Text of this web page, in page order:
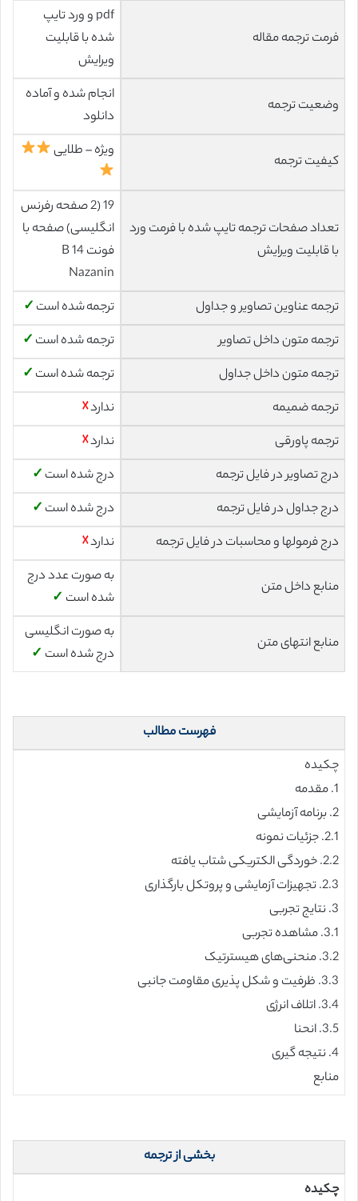
فرمت ترجمه مقاله
pdf و ورد تایپ
شده با قابلیت
ویرایش
وضعیت ترجمه
انجام شده و آماده
دانلود
کیفیت ترجمه
ویژه – طلایی
تعداد صفحات ترجمه تایپ شده با فرمت ورد
با قابلیت ویرایش
19 (2 صفحه رفرنس
انگلیسی) صفحه با
فونت 14 B
Nazanin
ترجمه عناوین تصاویر و جداول
ترجمه شده است ✓
ترجمه متون داخل تصاویر
ترجمه شده است ✓
ترجمه متون داخل جداول
ترجمه شده است ✓
ترجمه ضمیمه
ندارد☓
ترجمه پاورقی
ندارد☓
درج تصاویر در فایل ترجمه
درج شده است ✓
درج جداول در فایل ترجمه
درج شده است ✓
درج فرمولها و محاسبات در فایل ترجمه
ندارد☓
منابع داخل متن
به صورت عدد درج
شده است ✓
منابع انتهای متن
به صورت انگلیسی
درج شده است ✓
فهرست مطالب
چکیده
1. مقدمه
2. برنامه آزمایشی
2.1. جزئیات نمونه
2.2. خوردگی الکتریکی شتاب یافته
2.3. تجهیزات آزمایشی و پروتکل بارگذاری
3. نتایج تجربی
3.1. مشاهده تجربی
3.2. منحنی‌های هیسترتیک
3.3. ظرفیت و شکل پذیری مقاومت جانبی
3.4. اتلاف انرژی
3.5. انحنا
4. نتیجه گیری
منابع
بخشی از ترجمه
چکیده